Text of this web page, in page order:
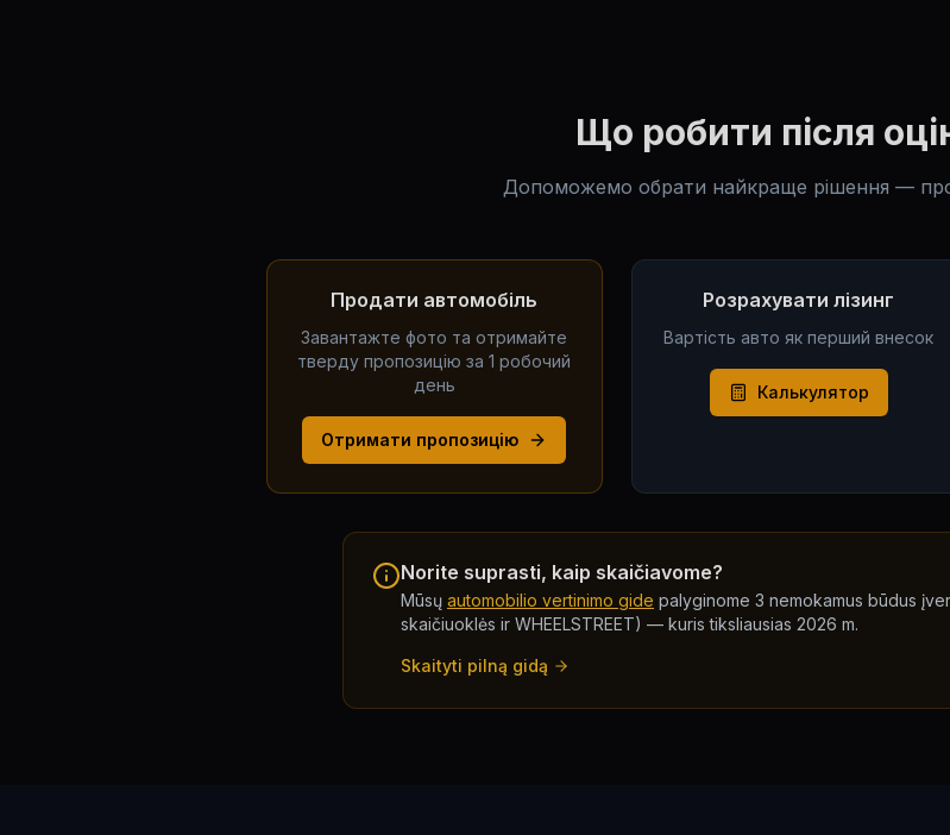
Що робити після
Допоможемо обрати найкраще рішення —
Продати автомобіль
Завантажте фото та отримайте
тверду пропозицію за 1 робочий
день
Отримати пропозицію
Розрахувати лізинг
Вартість авто як перший внесок
Калькулятор
Norite suprasti, kaip skaičiavome?
Mūsų automobilio vertinimo gide palyginome 3 nemokamus būdus
skaičiuoklės ir WHEELSTREET) — kuris tiksliausias 2026 m.
Skaityti pilną gidą